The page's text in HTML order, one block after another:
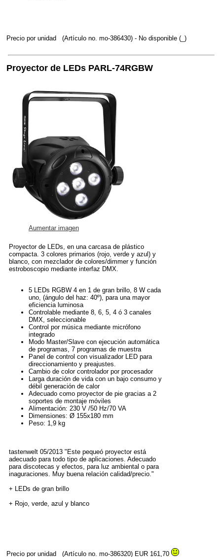
Precio por unidad (Artículo no. mo-386430) - No disponible (_)
Proyector de LEDs PARL-74RGBW
Aumentar imagen
Proyector de LEDs, en una carcasa de plástico
compacta. 3 colores primarios (rojo, verde y azul) y
blanco, con mezclador de colores/dimmer y función
estroboscopio mediante interfaz DMX.
5 LEDs RGBW 4 en 1 de gran brillo, 8 W cada
uno, (ángulo del haz: 40º), para una mayor
eficiencia luminosa
Controlable mediante 8, 6, 5, 4 ó 3 canales
DMX, seleccionable
Control por música mediante micrófono
integrado
Modo Master/Slave con ejecución automática
de programas, 7 programas de muestra
Panel de control con visualizador LED para
direccionamiento y preajustes.
Cambio de color controlador por procesador
Larga duración de vida con un bajo consumo y
débil generación de calor
Adecuado como proyector de pie gracias a 2
soportes de montaje móviles
Alimentación: 230 V /50 Hz/70 VA
Dimensiones: Ø 155x180 mm
Peso: 1,9 kg
tastenwelt 05/2013 "Este pequeó proyector está
adecuado para todo tipo de aplicaciones. Adecuado
para discotecas y efectos, para luz ambiental o para
inaguraciones. Muy buena relación calidad/precio."
+ LEDs de gran brillo
+ Rojo, verde, azul y blanco
Precio por unidad (Artículo no. mo-386320) EUR 161,70